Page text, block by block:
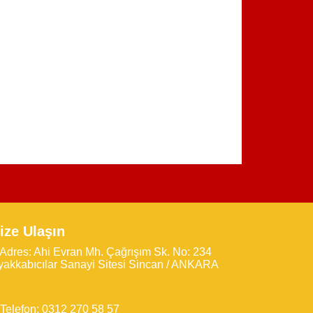
Ulaşın
Adres: Ahi Evran Mh. Çağrışım Sk. No: 234
Sanayi Sitesi Sincan / ANKARA
Telefon: 0312 270 58 57